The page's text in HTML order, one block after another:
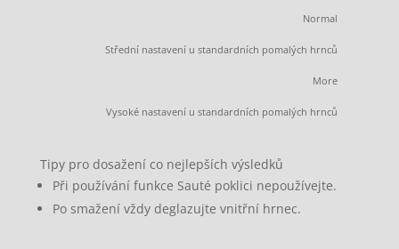
Normal
Střední nastavení u standardních pomalých hrnců
More
Vysoké nastavení u standardních pomalých hrnců
Tipy pro dosažení co nejlepších výsledků
Při používání funkce Sauté poklici nepoužívejte.
Po smažení vždy deglazujte vnitřní hrnec.